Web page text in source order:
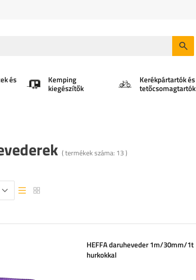
és Kemping
kiegészítők
Kerékpártartók és
tetőcsomagtartók
( termékek száma: 13)
Lista nézetLista nézet
HEFFA daruheveder 1m/30mm/1t
hurkokkal